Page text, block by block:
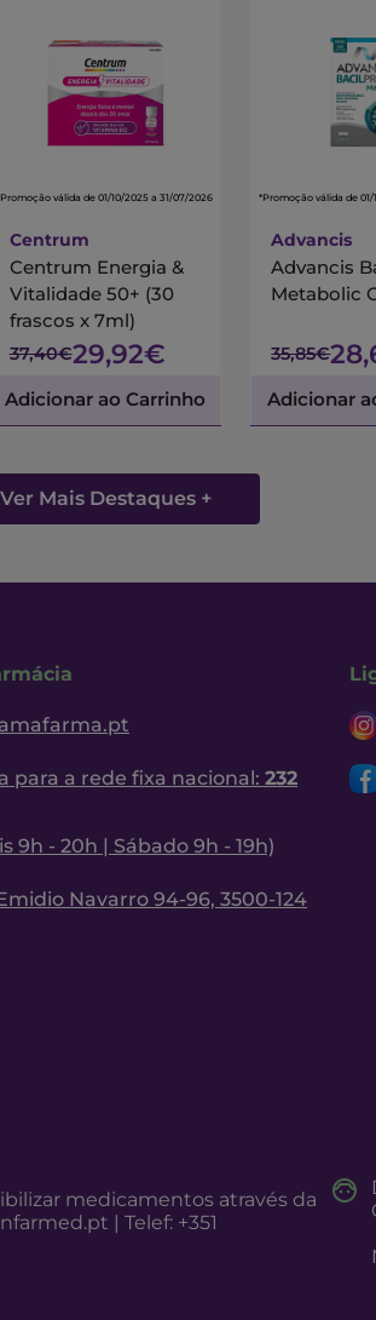
válida de 01/10/2025 a 31/07/2026
Centrum
Centrum Energia &
Vitalidade 50+ (30
frascos x 7ml)
37,40€29,92€
Adicionar ao Carrinho
*Promoção válida de
Advancis
Advancis
Metabolic
35,85€
Adicionar
Ver Mais Destaques +
para a rede fixa nacional: 232
9h - 20h | Sábado 9h - 19h)
Navarro 94-96, 3500-124
medicamentos através da
| Telef: +351